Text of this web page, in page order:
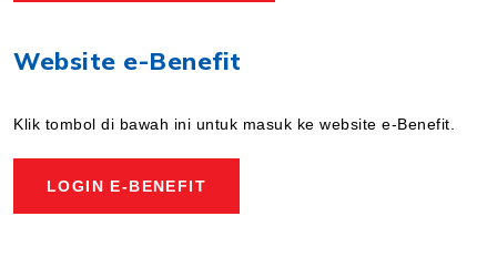
Website e-Benefit
Klik tombol di bawah ini untuk masuk ke website e-Benefit.
LOGIN E-BENEFIT